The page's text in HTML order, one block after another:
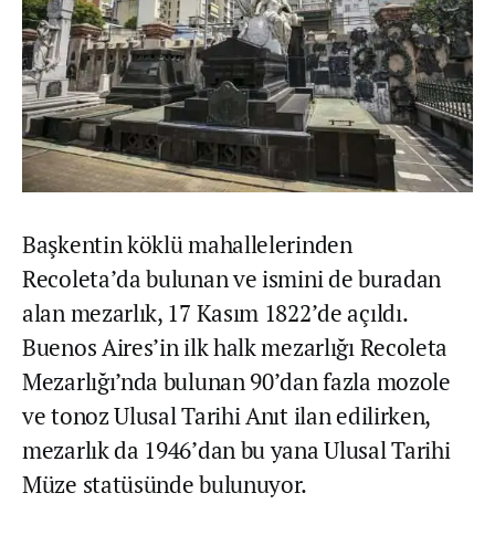
Başkentin köklü mahallelerinden
Recoleta’da bulunan ve ismini de buradan
alan mezarlık, 17 Kasım 1822’de açıldı.
Buenos Aires’in ilk halk mezarlığı Recoleta
Mezarlığı’nda bulunan 90’dan fazla mozole
ve tonoz Ulusal Tarihi Anıt ilan edilirken,
mezarlık da 1946’dan bu yana Ulusal Tarihi
Müze statüsünde bulunuyor.